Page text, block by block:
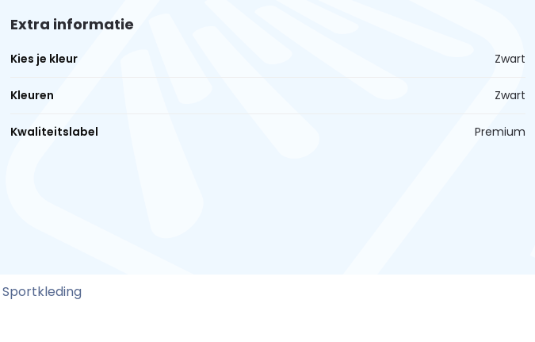
Extra informatie
Kies je kleur Zwart
Kleuren Zwart
Kwaliteitslabel Premium
Sportkleding